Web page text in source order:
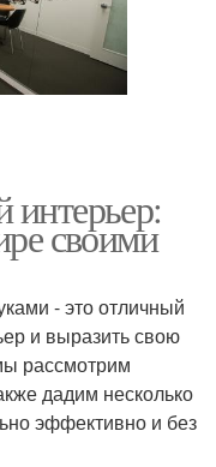
интерьер:
своими
- это отличный
и выразить свою
рассмотрим
дадим несколько
эффективно и без